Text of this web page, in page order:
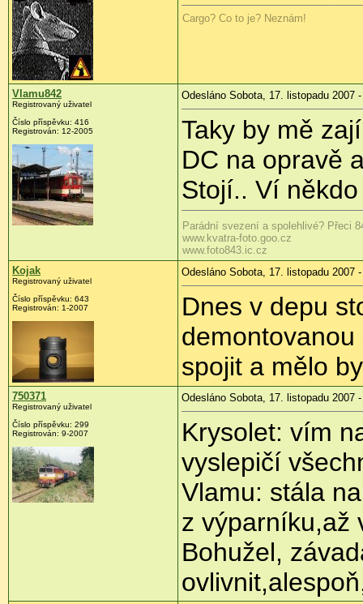
Cargo? Co to je? Neznám!
Vlamu842
Registrovaný uživatel
Číslo příspěvku: 416
Registrován: 12-2005
Odesláno Sobota, 17. listopadu 2007
Taky by mě
DC na opravě
Stojí.. Ví
Parádní svezení a spolehlivé? Přeci
www.kvatra-foto.goo.cz
www.foto843.ic.cz
Kojak
Registrovaný uživatel
Číslo příspěvku: 643
Registrován: 1-2007
Odesláno Sobota, 17. listopadu 2007
Dnes v depu
spojit a mělo
750371
Registrovaný uživatel
Číslo příspěvku: 299
Registrován: 9-2007
Odesláno Sobota, 17. listopadu 2007
Krysolet: vím
vyslepičí
Vlamu: stála
z výparníku,až
Bohužel,